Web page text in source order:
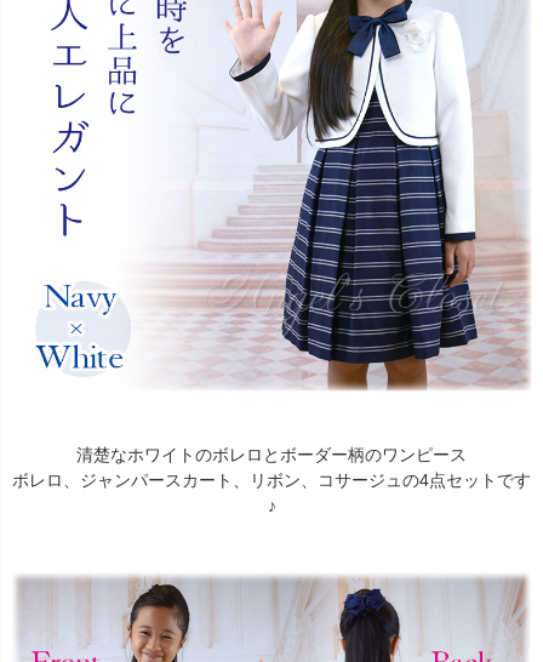
清楚なホワイトのボレロとボーダー柄のワンピース
ボレロ、ジャンパースカート、リボン、コサージュの4点セットです
♪